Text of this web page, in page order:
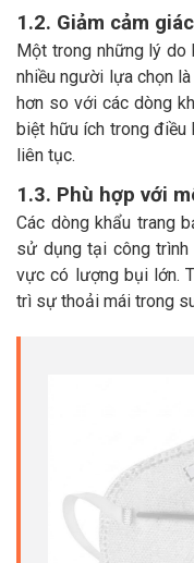
1.2. Giảm cảm
Một trong những lý do
nhiều người lựa chọn
hơn so với các dòng
biệt hữu ích trong điều
liên tục.
1.3. Phù hợp với
Các dòng khẩu trang
sử dụng tại công
vực có lượng bụi lớn.
trì sự thoải mái trong